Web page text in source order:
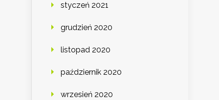
styczeń 2021
grudzień 2020
listopad 2020
październik 2020
wrzesień 2020